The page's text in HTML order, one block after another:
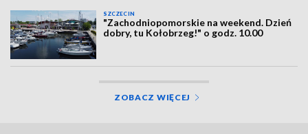
SZCZECIN
"Zachodniopomorskie na weekend. Dzień
dobry, tu Kołobrzeg!" o godz. 10.00
ZOBACZ WIĘCEJ